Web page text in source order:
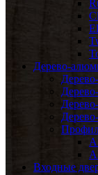
Дерево-
Входные